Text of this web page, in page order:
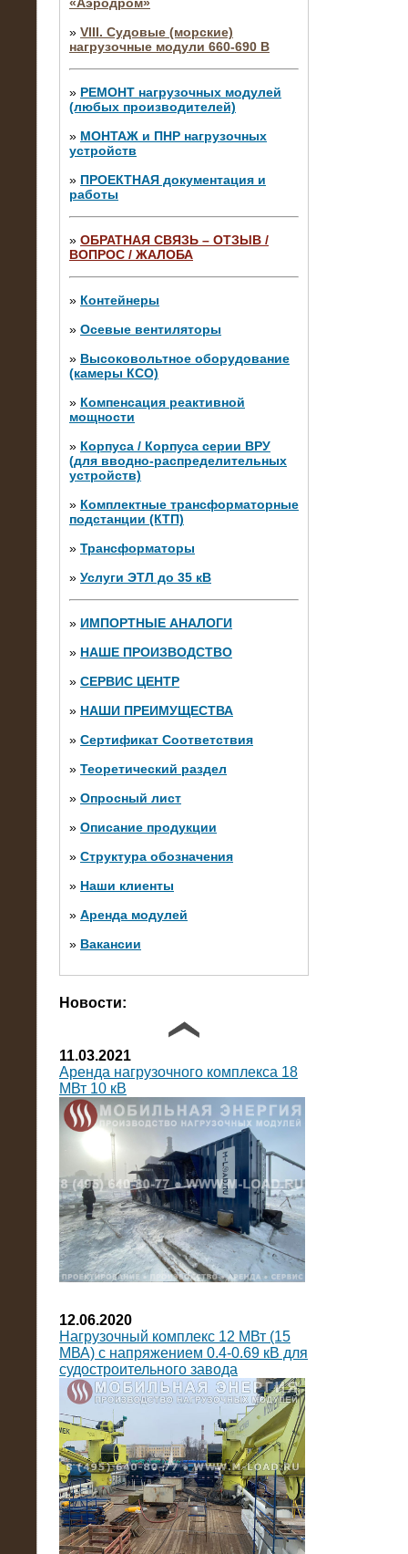
» VIII. Судовые (морские)
нагрузочные модули 660-690 В
» РЕМОНТ нагрузочных модулей
(любых производителей)
» МОНТАЖ и ПНР нагрузочных
устройств
» ПРОЕКТНАЯ документация и
работы
» ОБРАТНАЯ СВЯЗЬ – ОТЗЫВ /
ВОПРОС / ЖАЛОБА
» Контейнеры
» Осевые вентиляторы
» Высоковольтное оборудование
(камеры КСО)
» Компенсация реактивной
мощности
» Корпуса / Корпуса серии ВРУ
(для вводно-распределительных
устройств)
» Комплектные трансформаторные
подстанции (КТП)
» Трансформаторы
» Услуги ЭТЛ до 35 кВ
» ИМПОРТНЫЕ АНАЛОГИ
» НАШЕ ПРОИЗВОДСТВО
» СЕРВИС ЦЕНТР
» НАШИ ПРЕИМУЩЕСТВА
» Сертификат Соответствия
» Теоретический раздел
» Опросный лист
» Описание продукции
» Структура обозначения
» Наши клиенты
» Аренда модулей
» Вакансии
Новости:
10.04.2015
Аренда нагрузочного модуля 4 МВт,
10 кВ
28.02.2015
Нагрузочные модули 700 кВт (4
штуки)
10.10.2014
Нагрузочный комплекс 20 МВт в 2
яруса (напряжение 6-10 кВ)
11.03.2021
Аренда нагрузочного комплекса 18
МВт 10 кВ
12.06.2020
Нагрузочный комплекс 12 МВт (15
МВА) с напряжением 0.4-0.69 кВ для
судостроительного завода